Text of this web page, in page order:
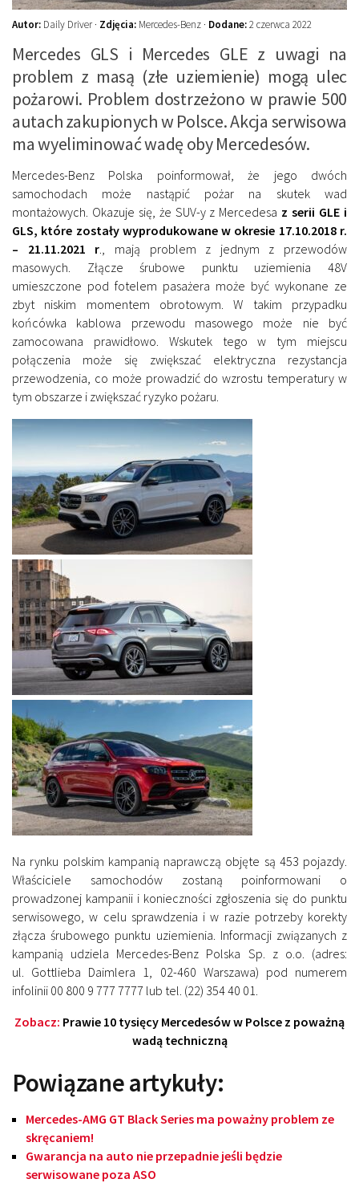
Autor: Daily Driver · Zdjęcia: Mercedes-Benz · Dodane:2 czerwca 2022
Mercedes GLS i Mercedes GLE z uwagi na
problem z masą (złe uziemienie) mogą ulec
pożarowi. Problem dostrzeżono w prawie 500
autach zakupionych w Polsce. Akcja serwisowa
ma wyeliminować wadę oby Mercedesów.
Mercedes-Benz Polska poinformował, że jego dwóch
samochodach może nastąpić pożar na skutek wad
montażowych. Okazuje się, że SUV-y z Mercedesa z serii GLE i
GLS, które zostały wyprodukowane w okresie 17.10.2018 r.
– 21.11.2021 r ., mają problem z jednym z przewodów
masowych. Złącze śrubowe punktu uziemienia 48V
umieszczone pod fotelem pasażera może być wykonane ze
zbyt niskim momentem obrotowym. W takim przypadku
końcówka kablowa przewodu masowego może nie być
zamocowana prawidłowo. Wskutek tego w tym miejscu
połączenia może się zwiększać elektryczna rezystancja
przewodzenia, co może prowadzić do wzrostu temperatury w
tym obszarze i zwiększać ryzyko pożaru.
Na rynku polskim kampanią naprawczą objęte są 453 pojazdy.
Właściciele samochodów zostaną poinformowani o
prowadzonej kampanii i konieczności zgłoszenia się do punktu
serwisowego, w celu sprawdzenia i w razie potrzeby korekty
złącza śrubowego punktu uziemienia. Informacji związanych z
kampanią udziela Mercedes-Benz Polska Sp. z o.o. (adres:
ul. Gottlieba Daimlera 1, 02-460 Warszawa) pod numerem
infolinii 00 800 9 777 7777 lub tel. (22) 354 40 01.
Zobacz: Prawie 10 tysięcy Mercedesów w Polsce z poważną
wadą techniczną
Powiązane artykuły:
Mercedes-AMG GT Black Series ma poważny problem ze
skręcaniem!
Gwarancja na auto nie przepadnie jeśli będzie
serwisowane poza ASO